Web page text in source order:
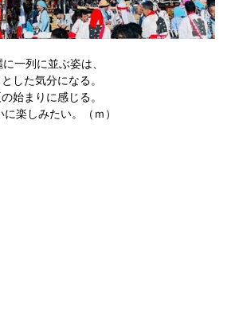
一列に並ぶ姿は、
した気分になる。
始まりに感じる。
楽しみたい。（ｍ）